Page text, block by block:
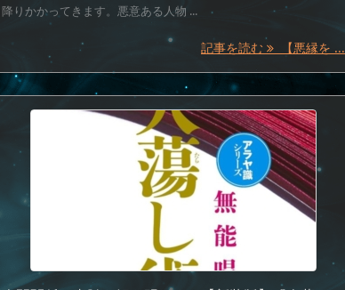
降りかかってきます。悪意ある人物 ...
記事を読む 【悪縁を ...